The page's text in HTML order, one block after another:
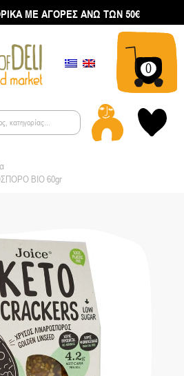
ΜΕ ΑΓΟΡΕΣ ΑΝΩ ΤΩΝ 50€
0
ΒΙΟ 60gr